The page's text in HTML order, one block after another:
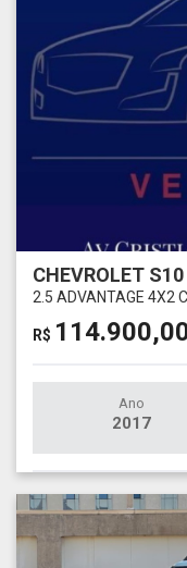
CHEVROLET S10
2.5 ADVANTAGE 4X2
R$
Ano
2017